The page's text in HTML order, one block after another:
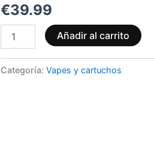
€39.99
-
2
cantidad
Añadir al carrito
Categoría: Vapes y cartuchos